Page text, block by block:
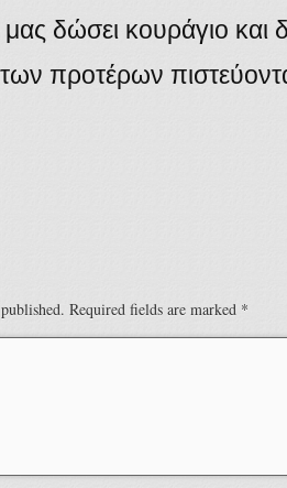
μας δώσει κουράγιο
προτέρων
Required fields are marked *